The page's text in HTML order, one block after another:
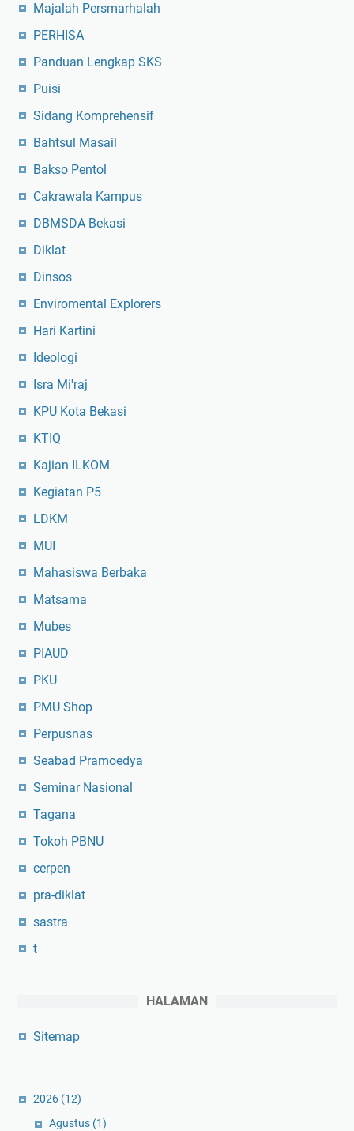
Majalah Persmarhalah
PERHISA
Panduan Lengkap SKS
Puisi
Sidang Komprehensif
Bahtsul Masail
Bakso Pentol
Cakrawala Kampus
DBMSDA Bekasi
Diklat
Dinsos
Enviromental Explorers
Hari Kartini
Ideologi
Isra Mi'raj
KPU Kota Bekasi
KTIQ
Kajian ILKOM
Kegiatan P5
LDKM
MUI
Mahasiswa Berbaka
Matsama
Mubes
PIAUD
PKU
PMU Shop
Perpusnas
Seabad Pramoedya
Seminar Nasional
Tagana
Tokoh PBNU
cerpen
pra-diklat
sastra
t
HALAMAN
Sitemap
2026 (12)
Agustus (1)